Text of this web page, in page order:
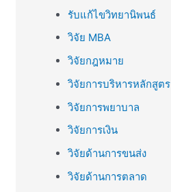
รับแก้ไขวิทยานิพนธ์
วิจัย MBA
วิจัยกฎหมาย
วิจัยการบริหารหลักสูตร
วิจัยการพยาบาล
วิจัยการเงิน
วิจัยด้านการขนส่ง
วิจัยด้านการตลาด